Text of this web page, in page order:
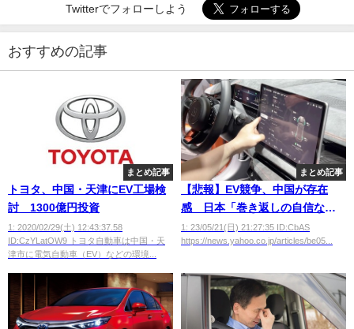
Twitterでフォローしよう
おすすめの記事
まとめ記事
トヨタ、中国・天津にEV工場検
討 1300億円投資
1: 2020/02/29(土) 12:43:37.58
ID:CzYLatOW9 トヨタ自動車は中国・天
津市に電気自動車（EV）などの環境...
まとめ記事
【悲報】EV競争、中国が存在
感 日本「巻き返しの自信な
い」
1: 23/05/21(日) 21:27:35 ID:CbAS
https://news.yahoo.co.jp/articles/be05...